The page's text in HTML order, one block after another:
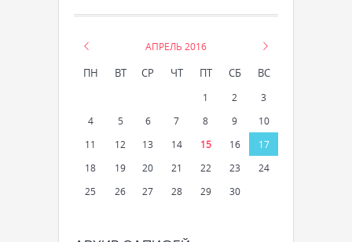
АПРЕЛЬ 2016
ПН ВТ СР ЧТ ПТ СБ ВС
1 2
3
4
5 6 7 8 9
10
11
12 13 14 15 16
17
18
19 20 21 22 23
24
25
26 27 28 29 30